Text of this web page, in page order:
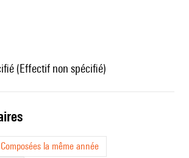
(Effectif non spécifié)
Composées la même année